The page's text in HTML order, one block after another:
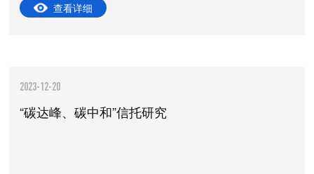
查看详细
2023-12-20
“碳达峰、碳中和”信托研究